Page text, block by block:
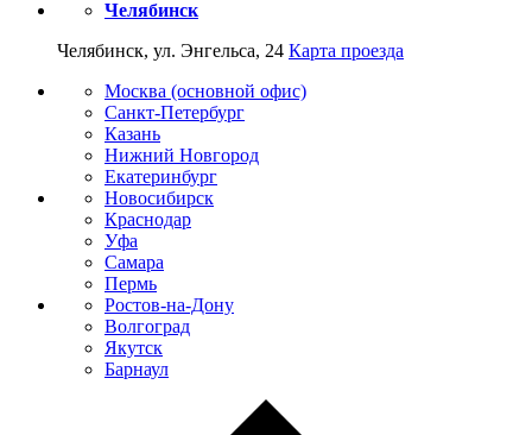
Челябинск
Челябинск, ул. Энгельса, 24 Карта проезда
Москва (основной офис)
Санкт-Петербург
Казань
Нижний Новгород
Екатеринбург
Новосибирск
Краснодар
Уфа
Самара
Пермь
Ростов-на-Дону
Волгоград
Якутск
Барнаул